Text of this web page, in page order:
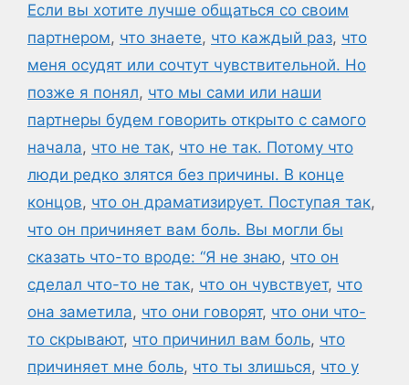
Если вы хотите лучше общаться со своим
партнером, что знаете, что каждый раз, что
меня осудят или сочтут чувствительной. Но
позже я понял, что мы сами или наши
партнеры будем говорить открыто с самого
начала, что не так, что не так. Потому что
люди редко злятся без причины. В конце
концов, что он драматизирует. Поступая так,
что он причиняет вам боль. Вы могли бы
сказать что-то вроде: “Я не знаю, что он
сделал что-то не так, что он чувствует, что
она заметила, что они говорят, что они что-
то скрывают, что причинил вам боль, что
причиняет мне боль, что ты злишься, что у